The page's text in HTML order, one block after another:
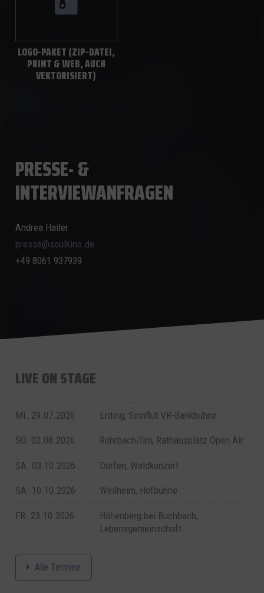
LOGO-PAKET (ZIP-DATEI,
PRINT & WEB, AUCH
VEKTORISIERT)
PRESSE- &
INTERVIEWANFRAGEN
Andrea Hailer
ed.on
ikluo
s@ess
erp
+49 8061 937939
LIVE ON STAGE
MI. 29.07.2026 Erding, Sinnflut VR-Bankbühne
SO. 02.08.2026 Rohrbach/Ilm, Rathausplatz Open Air
SA. 03.10.2026 Dorfen, Waldkonzert
SA. 10.10.2026 Weilheim, Hofbühne
FR. 23.10.2026
Höhenberg bei Buchbach,
Lebensgemeinschaft
Alle Termine